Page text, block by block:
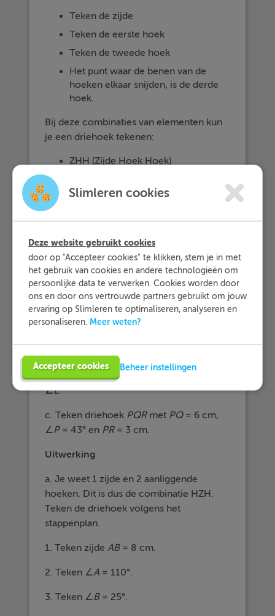
Teken de zijde
Teken de eerste hoek
Teken de tweede hoek
Het punt waar de benen van de
hoeken elkaar snijden, is de derde
hoek.
Bij deze combinaties van elementen kun
je een driehoek tekenen:
ZHH (Zijde Hoek Hoek)
ZZZ (Zijde Zijde Zijde)
Voorbeeldvraag
a. Teken driehoekABC
b. Teken driehoek KLM met KL
∠K= 78° en ∠M= 80°. Bereken eerst
∠L.
c. Teken driehoek PQRmet PQ= 6 cm,
∠P= 43° en PR= 3 cm.
Uitwerking
a. Je weet 1 zijde en 2 aanliggende
hoeken. Dit is dus de combinatie HZH.
Teken de driehoek volgens het
stappenplan.
1. Teken zijdeAB= 8 cm.
2. Teken ∠A = 110°.
3. Teken ∠B= 25°.
Slimleren cookies
Deze website gebruikt cookies
door op "Accepteer cookies" te klikken, stem je in met
het gebruik van cookies en andere technologieën om
persoonlijke data te verwerken. Cookies worden door
ons en door ons vertrouwde partners gebruikt om jouw
ervaring op Slimleren te optimaliseren, analyseren en
personaliseren. Meer weten?
Accepteer cookies Beheer instellingen